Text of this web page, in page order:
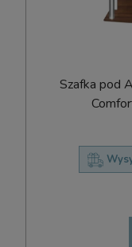
Szafka pod